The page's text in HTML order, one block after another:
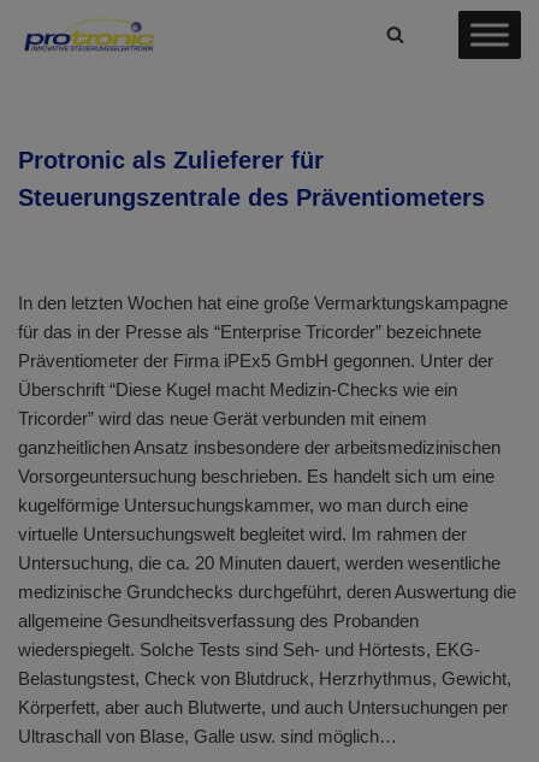
Protronic als Zulieferer für
Steuerungszentrale des Präventiometers
In den letzten Wochen hat eine große Vermarktungskampagne
für das in der Presse als “Enterprise Tricorder” bezeichnete
Präventiometer der Firma iPEx5 GmbH gegonnen. Unter der
Überschrift “Diese Kugel macht Medizin-Checks wie ein
Tricorder” wird das neue Gerät verbunden mit einem
ganzheitlichen Ansatz insbesondere der arbeitsmedizinischen
Vorsorgeuntersuchung beschrieben. Es handelt sich um eine
kugelförmige Untersuchungskammer, wo man durch eine
virtuelle Untersuchungswelt begleitet wird. Im rahmen der
Untersuchung, die ca. 20 Minuten dauert, werden wesentliche
medizinische Grundchecks durchgeführt, deren Auswertung die
allgemeine Gesundheitsverfassung des Probanden
wiederspiegelt. Solche Tests sind Seh- und Hörtests, EKG-
Belastungstest, Check von Blutdruck, Herzrhythmus, Gewicht,
Körperfett, aber auch Blutwerte, und auch Untersuchungen per
Ultraschall von Blase, Galle usw. sind möglich…